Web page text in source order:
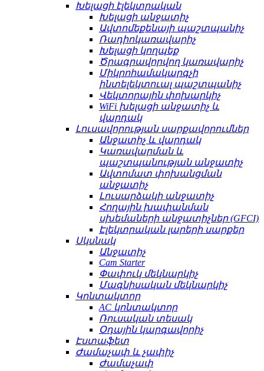
Խելացի էլեկտրական
Խելացի անջատիչ
Ավտոմեքենայի պաշտպանիչ
Ռադիոկառավարիչ
Խելացի կողպեք
Ծրագրավորվող կառավարիչ
Միկրոհամակարգչի
ինտելեկտուալ պաշտպանիչ
Վեկտորային փոխարկիչ
WiFi խելացի անջատիչ և
վարդակ
Լուսավորության սարքավորումներ
Անջատիչ և վարդակ
Կառավարման և
պաշտպանության անջատիչ
Ավտոմատ փոխանցման
անջատիչ
Լուսարձակի անջատիչ
Հողային խափանման
սխեմաների անջատիչներ (GFCI)
Էլեկտրական լարերի սարքեր
Սկսնակ
Անջատիչ
Cam Starter
Փափուկ մեկնարկիչ
Մագնիսական մեկնարկիչ
Կոնտակտոր
AC կոնտակտոր
Ռուսական տեսակ
Օդային կարգավորիչ
Էստաֆետ
Ժամաչափ և չափիչ
Ժամաչափ